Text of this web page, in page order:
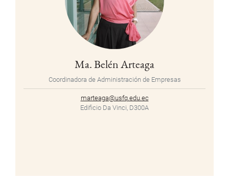
Ma. Belén Arteaga
Coordinadora de Administración de Empresas
marteaga@usfq.edu.ec
Edificio Da Vinci, D300A